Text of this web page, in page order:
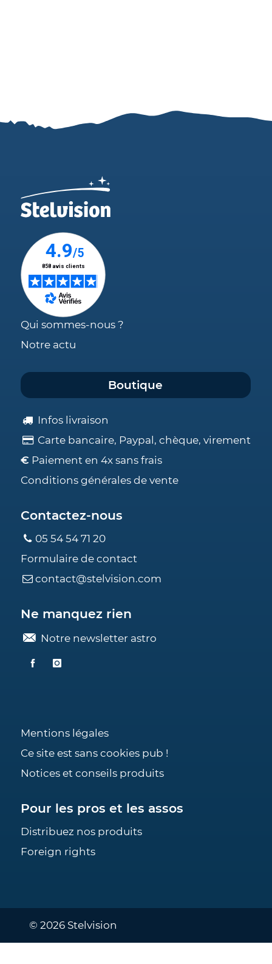
Qui sommes-nous ?
Notre actu
Boutique
Infos livraison
Carte bancaire, Paypal, chèque, virement
€ Paiement en 4x sans frais
Conditions générales de vente
Contactez-nous
05 54 54 71 20
Formulaire de contact
contact@stelvision.com
Ne manquez rien
Notre newsletter astro
Mentions légales
Ce site est sans cookies pub !
Notices et conseils produits
Pour les pros et les assos
Distribuez nos produits
Foreign rights
© 2026 Stelvision